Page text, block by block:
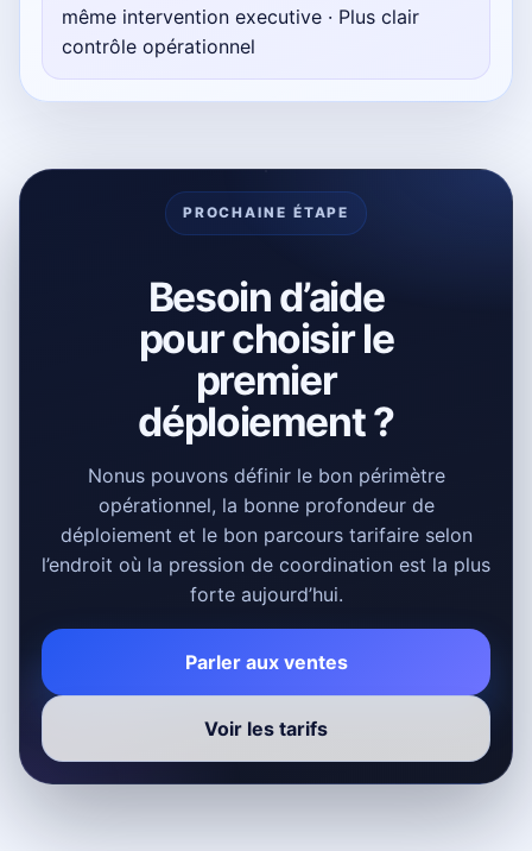
même intervention executive · Plus clair
contrôle opérationnel
PROCHAINE ÉTAPE
Besoin d’aide
pour choisir le
premier
déploiement ?
Nonus pouvons définir le bon périmètre
opérationnel, la bonne profondeur de
déploiement et le bon parcours tarifaire selon
l’endroit où la pression de coordination est la plus
forte aujourd’hui.
Parler aux ventes
Voir les tarifs